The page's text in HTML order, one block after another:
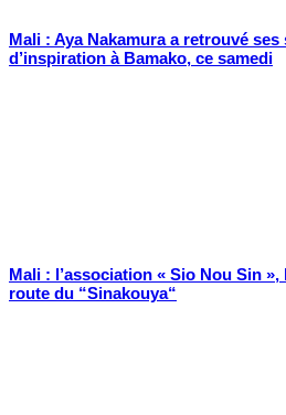
Mali : Aya Nakamura a retrouvé
d’inspiration à Bamako, ce samedi
Mali : l’association « Sio Nou Sin
route du “Sinakouya“